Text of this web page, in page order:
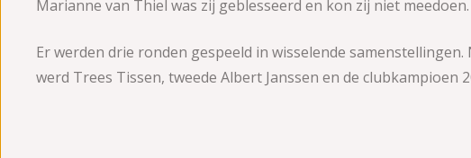
Marianne van Thiel was zij geblesseerd en kon zij niet meedoen.
Er werden drie ronden gespeeld in wisselende
werd Trees Tissen, tweede Albert Janssen en de clubkampioen